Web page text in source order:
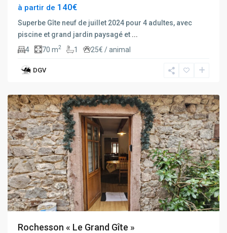
à partir de 140€
Superbe Gîte neuf de juillet 2024 pour 4 adultes, avec
piscine et grand jardin paysagé et ...
4
70 m2 1 25€ / animal
DGV
Rochesson « Le Grand Gîte »